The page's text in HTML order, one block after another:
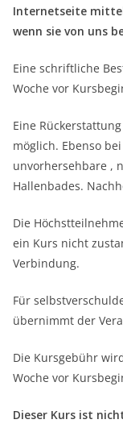
Internetseite
wenn sie von uns
Eine schriftliche
Woche vor
Eine
möglich. Ebenso
unvorhersehbare ,
Hallenbades.
Die
ein Kurs nicht
Verbindung.
Für
übernimmt der
Die Kursgebühr
Woche vor
Dieser Kurs ist